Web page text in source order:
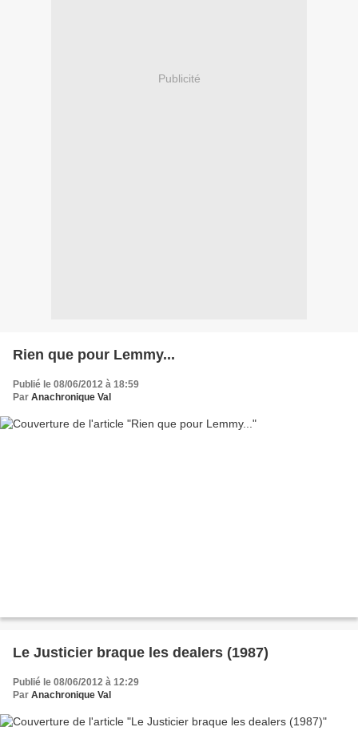
Publicité
Rien que pour Lemmy...
Publié le 08/06/2012 à 18:59
Par Anachronique Val
Le Justicier braque les dealers (1987)
Publié le 08/06/2012 à 12:29
Par Anachronique Val